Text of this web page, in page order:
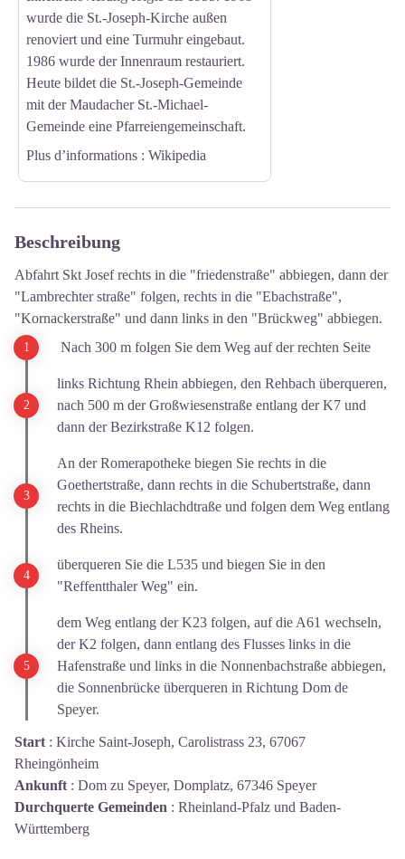
wurde die St.-Joseph-Kirche außen
renoviert und eine Turmuhr eingebaut.
1986 wurde der Innenraum restauriert.
Heute bildet die St.-Joseph-Gemeinde
mit der Maudacher St.-Michael-
Gemeinde eine Pfarreiengemeinschaft.
Plus d’informations : Wikipedia
Beschreibung
Abfahrt Skt Josef rechts in die "friedenstraße" abbiegen, dann der
"Lambrechter straße" folgen, rechts in die "Ebachstraße",
"Kornackerstraße" und dann links in den "Brückweg" abbiegen.
Nach 300 m folgen Sie dem Weg auf der rechten Seite
links Richtung Rhein abbiegen, den Rehbach überqueren,
nach 500 m der Großwiesenstraße entlang der K7 und
dann der Bezirkstraße K12 folgen.
An der Romerapotheke biegen Sie rechts in die
Goethertstraße, dann rechts in die Schubertstraße, dann
rechts in die Biechlachdtraße und folgen dem Weg entlang
des Rheins.
überqueren Sie die L535 und biegen Sie in den
"Reffentthaler Weg" ein.
dem Weg entlang der K23 folgen, auf die A61 wechseln,
der K2 folgen, dann entlang des Flusses links in die
Hafenstraße und links in die Nonnenbachstraße abbiegen,
die Sonnenbrücke überqueren in Richtung Dom de
Speyer.
Start : Kirche Saint-Joseph, Carolistrass 23, 67067
Rheingönheim
Ankunft : Dom zu Speyer, Domplatz, 67346 Speyer
Durchquerte Gemeinden : Rheinland-Pfalz und Baden-
Württemberg